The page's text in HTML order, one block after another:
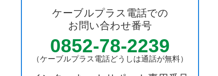
ケーブルプラス電話での
お問い合わせ番号
0852-78-2239
（ケーブルプラス電話どうしは通話が無料）